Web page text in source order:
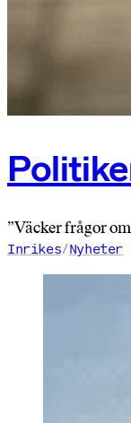
”Väcker frågor
Inrikes/Nyheter